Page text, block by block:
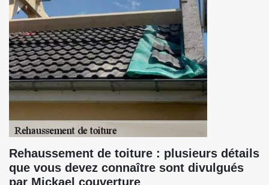
Rehaussement de toiture : plusieurs détails
que vous devez connaître sont divulgués
par Mickael couverture